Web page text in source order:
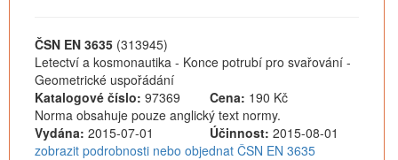
ČSN EN 3635 (313945)
Letectví a kosmonautika - Konce potrubí pro svařování -
Geometrické uspořádání
Katalogové číslo: 97369 Cena: 190 Kč
Norma obsahuje pouze anglický text normy.
Vydána: 2015-07-01 Účinnost: 2015-08-01
zobrazit podrobnosti nebo objednat ČSN EN 3635